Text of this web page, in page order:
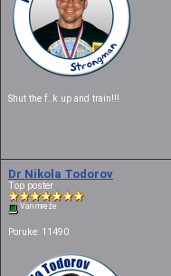
Shut the f..k up and train!!!
Dr Nikola Todorov
Top poster
Van mreže
Poruke: 11490